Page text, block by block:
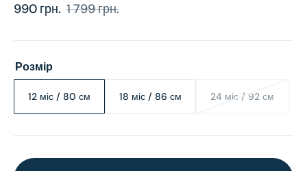
Sale
price
990 грн.
Regular
price
1 799 грн.
Розмір
12 міс / 80 см
Variant
sold
18 міс / 86 см
Variant
sold
24 міс / 92 см
Variant